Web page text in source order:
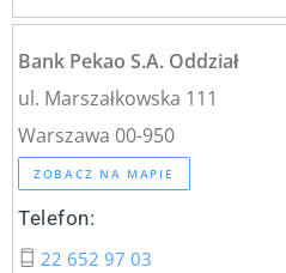
Bank Pekao S.A. Oddział
ul. Marszałkowska 111
Warszawa 00-950
ZOBACZ NA MAPIE
Telefon:
22 652 97 03